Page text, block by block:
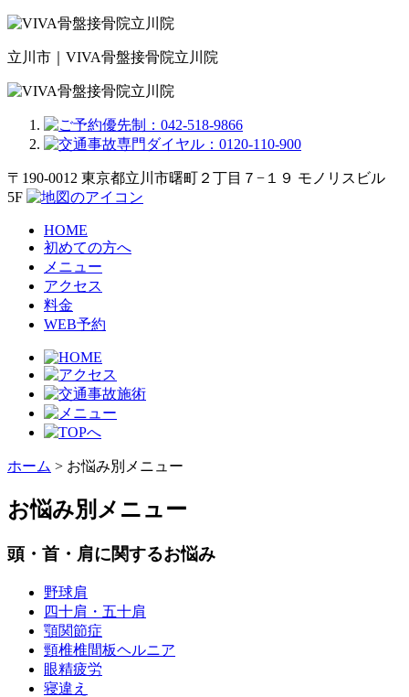
立川市｜VIVA骨盤接骨院立川院
〒190-0012 東京都立川市曙町２丁目７−１９ モノリスビル
5F
HOME
初めての方へ
メニュー
アクセス
料金
WEB予約
ホーム > お悩み別メニュー
お悩み別メニュー
頭・首・肩に関するお悩み
野球肩
四十肩・五十肩
顎関節症
頸椎椎間板ヘルニア
眼精疲労
寝違え